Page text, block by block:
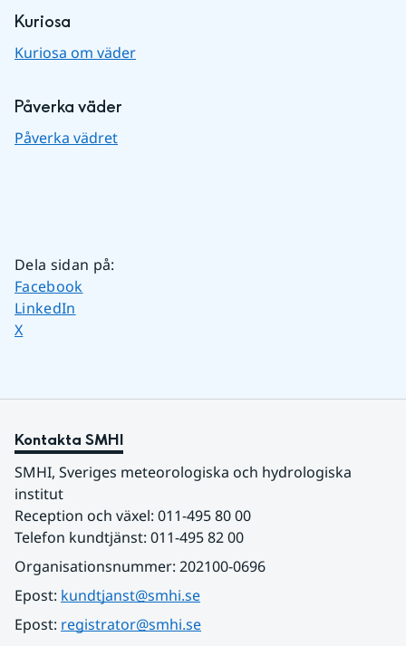
Kuriosa
Kuriosa om väder
Påverka väder
Påverka vädret
Dela sidan på:
Dela sidan på
Facebook
Dela sidan på
LinkedIn
Dela sidan på
X
Kontakta SMHI
SMHI, Sveriges meteorologiska och hydrologiska
institut
Reception och växel: 011-495 80 00
Telefon kundtjänst: 011-495 82 00
Organisationsnummer: 202100-0696
Epost: kundtjanst@smhi.se
Epost: registrator@smhi.se